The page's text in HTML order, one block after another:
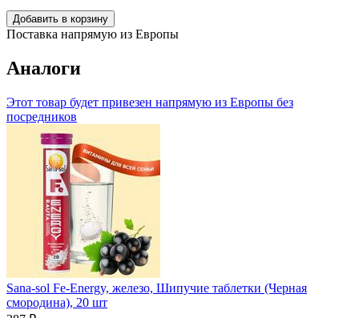
Добавить в корзину
Поставка напрямую из Европы
Аналоги
Этот товар будет привезен напрямую из Европы без
посредников
Sana-sol Fe-Energy, железо, Шипучие таблетки (Черная
смородина), 20 шт